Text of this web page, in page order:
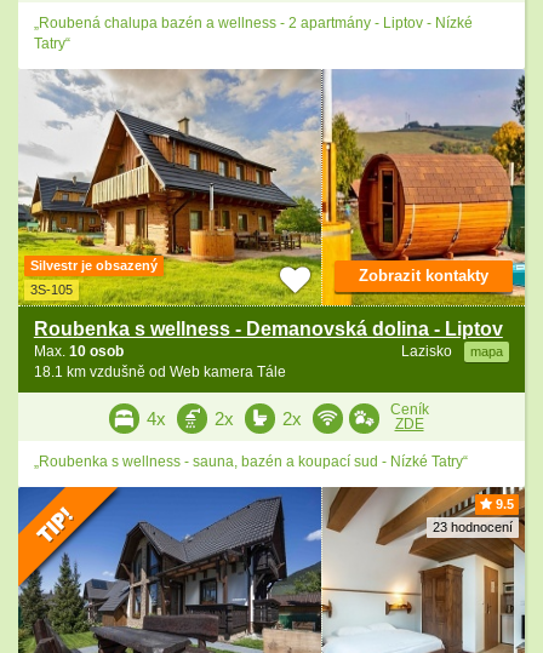
„Roubená chalupa bazén a wellness - 2 apartmány - Liptov - Nízké
Tatry“
Silvestr je obsazený
3S-105
Roubenka s wellness - Demanovská dolina - Liptov
Lazisko mapa
Max. 10 osob
18.1 km vzdušně od Web kamera Tále
Zobrazit kontakty
4x 2x 2x
Ceník
ZDE
„Roubenka s wellness - sauna, bazén a koupací sud - Nízké Tatry“
9.5
23 hodnocení